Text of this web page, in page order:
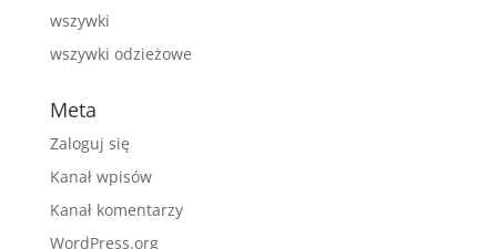
wszywki
wszywki odzieżowe
Meta
Zaloguj się
Kanał wpisów
Kanał komentarzy
WordPress.org